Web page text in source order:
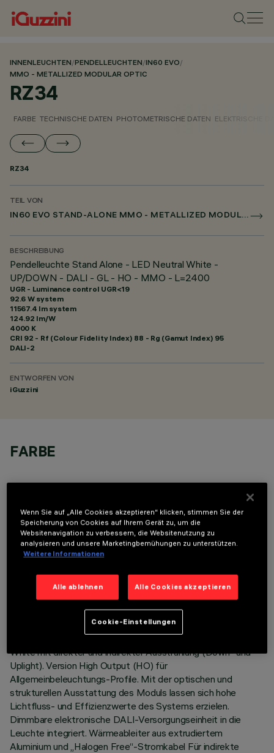
INNENLEUCHTEN/PENDELLEUCHTEN/IN60 EVO/
MMO - METALLIZED MODULAR OPTIC
RZ34
FARBE TECHNISCHE DATEN PHOTOMETRISCHE DATEN ELEKTRISCHE
RZ34
TEIL VON
IN60 EVO STAND-ALONE MMO - METALLIZED MODULAR OPTIC
BESCHREIBUNG
Pendelleuchte Stand Alone - LED Neutral White -
UP/DOWN - DALI - GL - HO - MMO - L=2400
UGR - Luminance control UGR<19
92.6 W system
11567.4 lm system
124.92 lm/W
4000 K
CRI 92 - Rf (Colour Fidelity Index) 88 - Rg (Gamut Index) 95
DALI-2
ENTWORFEN VON
iGuzzini
FARBE
TECHNISCHE DATEN
LETZTES UPDATE: 06.08.2026
BESCHREIBUNG
Pendel-Beleuchtungskörper Stand Alone. Das Produkt
besteht aus einem Profil aus extrudiertem Aluminium mit
Enddeckeln aus Zamak. Befestigungsplatte LED Neutral
White mit direkter und indirekter Ausstrahlung (Down- und
Uplight). Version High Output (HO) für
Allgemeinbeleuchtungs-Profile. Mit der optischen und
strukturellen Ausstattung des Moduls lassen sich hohe
Lichtfluss- und Effizienzwerte des Systems erzielen.
Dimmbare elektronische DALI-Versorgungseinheit in die
Leuchte integriert. Wärmeableiter aus extrudiertem
Aluminium und „Halogen Free“-Stromkabel Für indirekte
Wenn Sie auf „Alle Cookies akzeptieren“ klicken, stimmen Sie der
Speicherung von Cookies auf Ihrem Gerät zu, um die
Websitenavigation zu verbessern, die Websitenutzung zu
analysieren und unsere Marketingbemühungen zu unterstützen.
Weitere Informationen
Alle ablehnen Alle Cookies akzeptieren
Cookie-Einstellungen